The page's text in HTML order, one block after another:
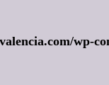
wp-